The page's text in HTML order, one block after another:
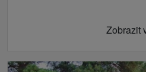
Zobrazit